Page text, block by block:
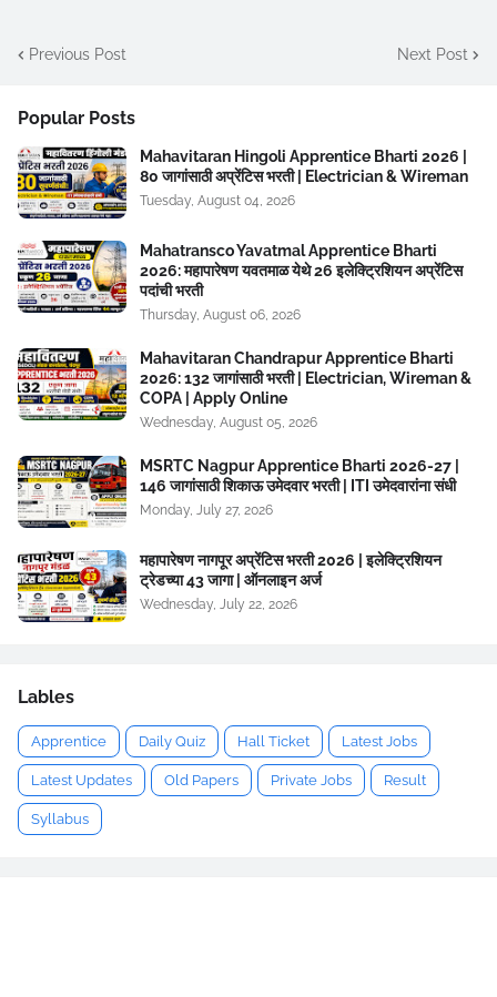
Previous Post Next Post
Popular Posts
Mahavitaran Hingoli Apprentice Bharti 2026 |
80 जागांसाठी अप्रेंटिस भरती | Electrician & Wireman
Tuesday, August 04, 2026
Mahatransco Yavatmal Apprentice Bharti
2026: महापारेषण यवतमाळ येथे 26 इलेक्ट्रिशियन अप्रेंटिस
पदांची भरती
Thursday, August 06, 2026
Mahavitaran Chandrapur Apprentice Bharti
2026: 132 जागांसाठी भरती | Electrician, Wireman &
COPA | Apply Online
Wednesday, August 05, 2026
MSRTC Nagpur Apprentice Bharti 2026-27 |
146 जागांसाठी शिकाऊ उमेदवार भरती | ITI उमेदवारांना संधी
Monday, July 27, 2026
महापारेषण नागपूर अप्रेंटिस भरती 2026 | इलेक्ट्रिशियन
ट्रेडच्या 43 जागा | ऑनलाइन अर्ज
Wednesday, July 22, 2026
Lables
Apprentice Daily Quiz Hall Ticket Latest Jobs
Latest Updates Old Papers Private Jobs Result
Syllabus